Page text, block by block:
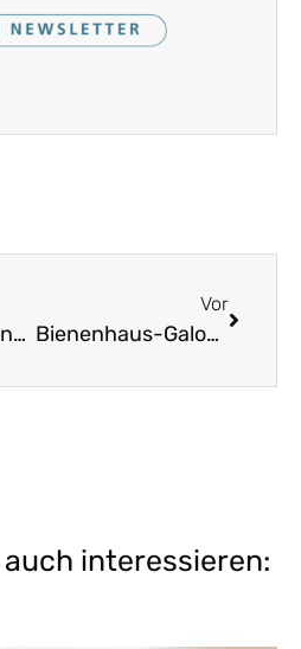
Ei Maderl, du wunderschöins Ding – Walzer in Bb
Vor
Bienenhaus-Galopp in Eb
auch interessieren: